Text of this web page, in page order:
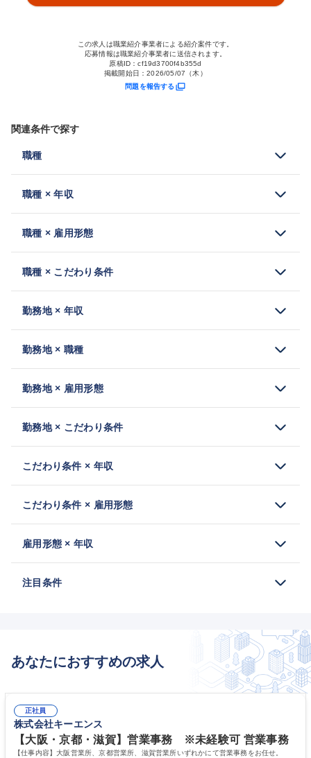
この求人は職業紹介事業者による紹介案件です。
応募情報は職業紹介事業者に送信されます。
原稿ID：cf19d3700f4b355d
掲載開始日：2026/05/07（木）
問題を報告する
関連条件で探す
職種
職種 × 年収
職種 × 雇用形態
職種 × こだわり条件
勤務地 × 年収
勤務地 × 職種
勤務地 × 雇用形態
勤務地 × こだわり条件
こだわり条件 × 年収
こだわり条件 × 雇用形態
雇用形態 × 年収
注目条件
あなたにおすすめの求人
正社員
株式会社キーエンス
【大阪・京都・滋賀】営業事務 ※未経験可 営業事務
【仕事内容】大阪営業所、京都営業所、滋賀営業所いずれかにて営業事務をお任せ。